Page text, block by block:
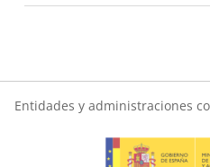
Entidades y administraciones